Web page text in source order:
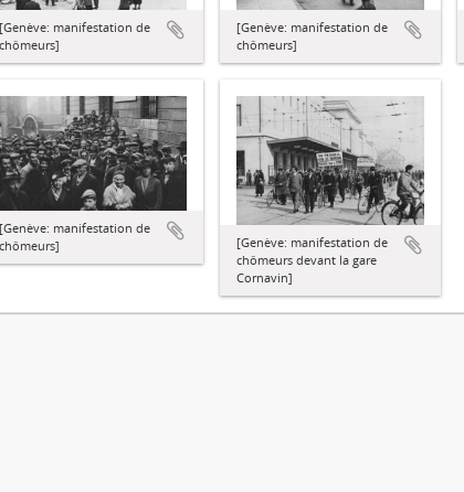
[Genève: manifestation de
chômeurs]
[Genève: manifestation de
chômeurs]
[Genève: manifestation de
chômeurs]
[Genève: manifestation de
chômeurs devant la gare
Cornavin]